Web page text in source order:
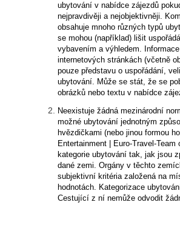
ubytování v nabídce zájezdů
nejpravdivěji a nejobjektivněji.
obsahuje mnoho různých typů
se mohou (například) lišit
vybavením a výhledem.
internetových stránkách (včetně
pouze představu o uspořádání,
ubytování. Může se stát, že se
obrázků nebo textu v nabídce
Neexistuje žádná mezinárodní
možné ubytování jednotným
hvězdičkami (nebo jinou formou
Entertainment | Euro-Travel-
kategorie ubytování tak, jak jsou
dané zemi. Orgány v těchto
subjektivní kritéria založená na
hodnotách. Kategorizace
Cestující z ní nemůže odvodit